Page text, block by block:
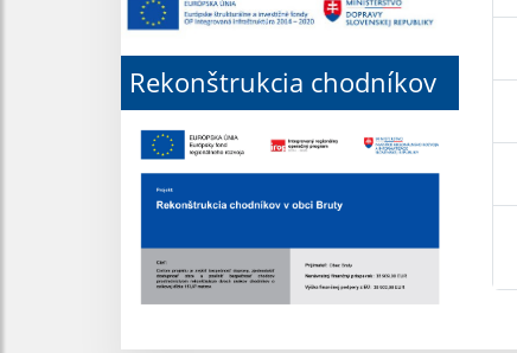
Rekonštrukcia chodníkov